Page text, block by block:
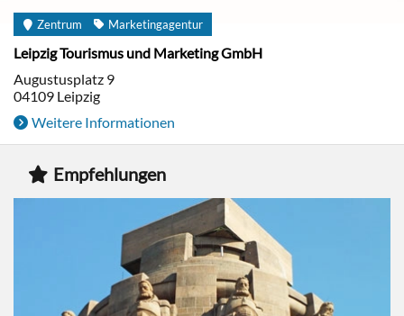
Zentrum Marketingagentur
Leipzig Tourismus und Marketing GmbH
Augustusplatz 9
04109 Leipzig
Weitere Informationen
Empfehlungen